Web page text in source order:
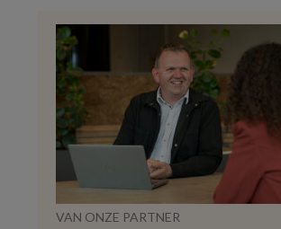
VAN ONZE PARTNER